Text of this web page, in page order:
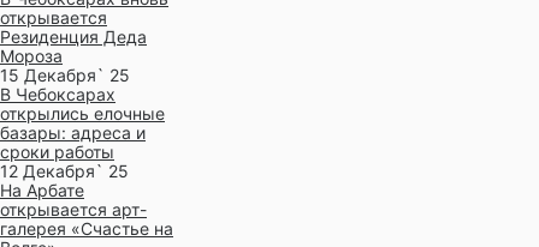
открывается
Резиденция Деда
Мороза
15 Декабря` 25
В Чебоксарах
открылись елочные
базары: адреса и
сроки работы
12 Декабря` 25
На Арбате
открывается арт-
галерея «Счастье на